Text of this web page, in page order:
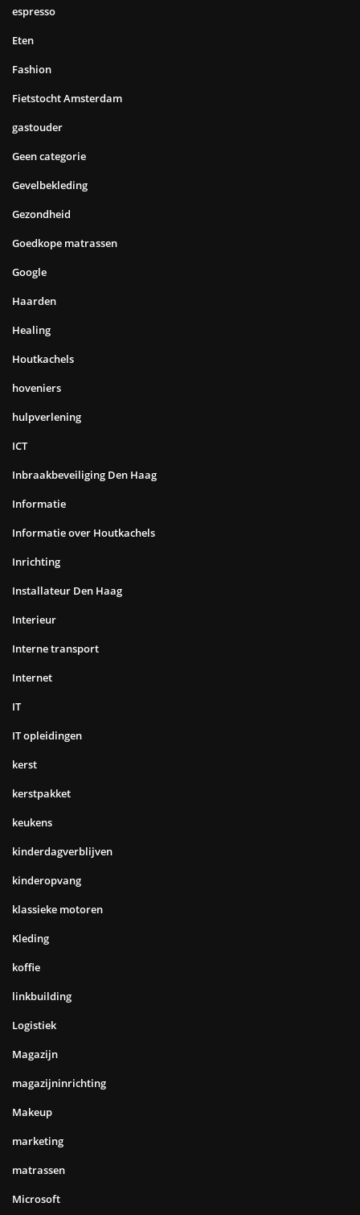
espresso
Eten
Fashion
Fietstocht Amsterdam
gastouder
Geen categorie
Gevelbekleding
Gezondheid
Goedkope matrassen
Google
Haarden
Healing
Houtkachels
hoveniers
hulpverlening
ICT
Inbraakbeveiliging Den Haag
Informatie
Informatie over Houtkachels
Inrichting
Installateur Den Haag
Interieur
Interne transport
Internet
IT
IT opleidingen
kerst
kerstpakket
keukens
kinderdagverblijven
kinderopvang
klassieke motoren
Kleding
koffie
linkbuilding
Logistiek
Magazijn
magazijninrichting
Makeup
marketing
matrassen
Microsoft